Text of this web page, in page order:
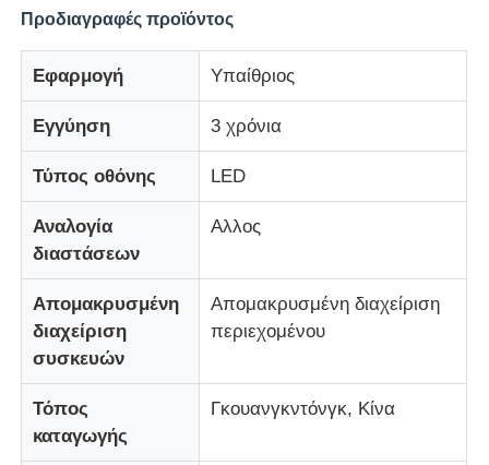
Σχετικά με εμάς
Γύρος εργοστασίων
Ποιοτικός έλεγχος
Επικοινωνήστε μαζί μας
Ειδήσεις
Όλες οι περιπτώσεις
Προδιαγραφές προϊόντος
Εφαρμογή Υπαίθριος
Εγγύηση 3 χρόνια
Τύπος οθόνης LED
Αναλογία
διαστάσεων
Αλλος
Απομακρυσμένη
διαχείριση
συσκευών
Απομακρυσμένη διαχείριση
περιεχομένου
Τόπος
καταγωγής
Γκουανγκντόνγκ, Κίνα